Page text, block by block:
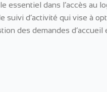
dans l’accès au
suivi d’activité qui vise à
des demandes d’accueil